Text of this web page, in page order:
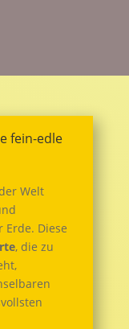
fein-edle
Welt
Diese
, die zu